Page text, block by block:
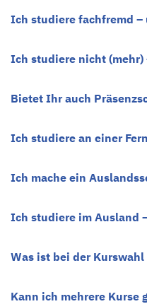
Ich studiere fachfremd –
Ich studiere nicht (mehr)
Bietet Ihr auch
Ich studiere an einer
Ich mache ein
Ich studiere im Ausland
Was ist bei der Kurswahl
Kann ich mehrere Kurse